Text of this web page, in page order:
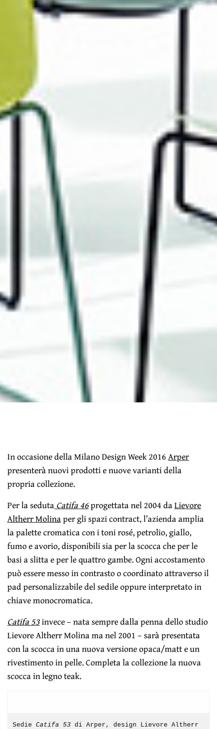
In occasione della Milano Design Week 2016Arper
presenterà nuovi prodotti e nuove varianti della
propria collezione.
Per la sedutaCatifa 46progettata nel 2004 daLievore
Altherr Molinaper gli spazi contract, l’azienda amplia
la palette cromatica con i toni rosé, petrolio, giallo,
fumo e avorio, disponibili sia per la scocca che per le
basi a slitta e per le quattro gambe. Ogni accostamento
può essere messo in contrasto o coordinato attraverso il
pad personalizzabile del sedile oppure interpretato in
chiave monocromatica.
Catifa 53invece – nata sempre dalla penna dello studio
Lievore Altherr Molina ma nel 2001 – sarà presentata
con la scocca in una nuova versione opaca/matt e un
rivestimento in pelle. Completa la collezione la nuova
scocca in legno teak.
Sedie Catifa 53 di Arper, design Lievore Altherr